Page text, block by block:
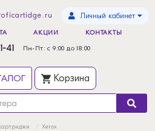
Личный кабинет
АКЦИИ КОНТАКТЫ
41 Пн-Пт: с 9:00 до 18:00
Корзина
Xerox